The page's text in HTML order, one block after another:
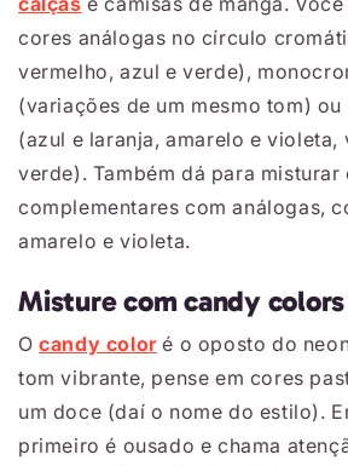
cores análogas no círculo
vermelho, azul e verde),
(variações de um mesmo tom)
(azul e laranja, amarelo e violeta,
verde). Também dá para misturar
complementares com análogas,
amarelo e violeta.
Misture com candy colors
Ocandy coloré o oposto do
tom vibrante, pense em cores
um doce (daí o nome do estilo).
primeiro é ousado e chama